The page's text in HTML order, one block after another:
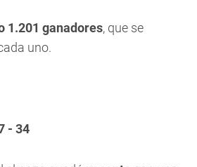
1.201 ganadores, que se
uno.
- 34